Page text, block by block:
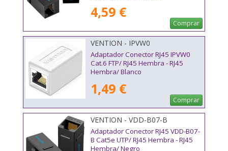
4,59 €
Comprar
VENTION - IPVW0
Adaptador Conector RJ45 IPVW0
Cat.6 FTP/ RJ45 Hembra - RJ45
Hembra/ Blanco
1,49 €
Comprar
VENTION - VDD-B07-B
Adaptador Conector RJ45 VDD-B07-
B Cat5e UTP/ RJ45 Hembra - RJ45
Hembra/ Negro